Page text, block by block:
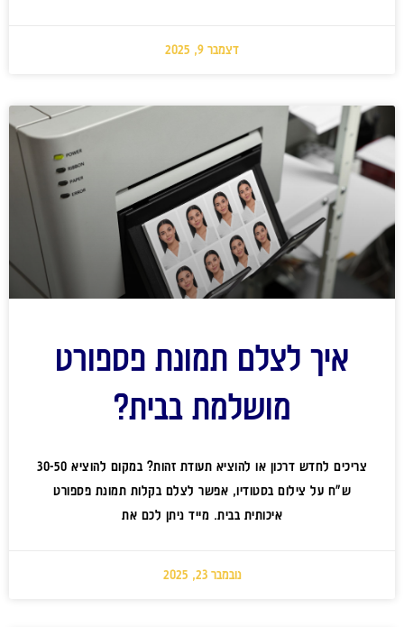
דצמבר 9, 2025
איך לצלם תמונת פספורט
מושלמת בבית?
צריכים לחדש דרכון או להוציא תעודת זהות? במקום להוציא 30-50
ש"ח על צילום בסטודיו, אפשר לצלם בקלות תמונת פספורט
איכותית בבית. מייד ניתן לכם את
נובמבר 23, 2025